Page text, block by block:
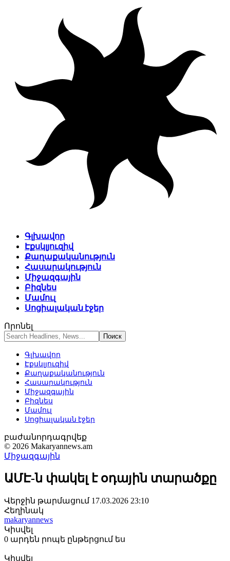
Գլխավոր
Էքսկլյուզիվ
Քաղաքականություն
Հասարակություն
Միջազգային
Բիզնես
Մամուլ
Սոցիալական էջեր
Որոնել
Գլխավոր
Էքսկլյուզիվ
Քաղաքականություն
Հասարակություն
Միջազգային
Բիզնես
Մամուլ
Սոցիալական էջեր
բաժանորդագրվեք
© 2026 Makaryannews.am
Միջազգային
ԱՄԷ-ն փակել է օդային տարածքը
Վերջին թարմացում 17.03.2026 23:10
Հեղինակ
makaryannews
Կիսվել
0 արդեն րոպե ընթերցում ես
Կիսվել